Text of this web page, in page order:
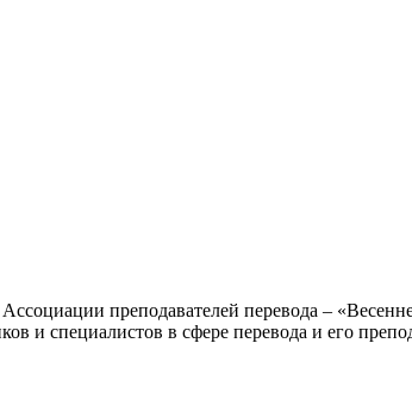
преподавателей перевода –
и специалистов в сфере перевода и его